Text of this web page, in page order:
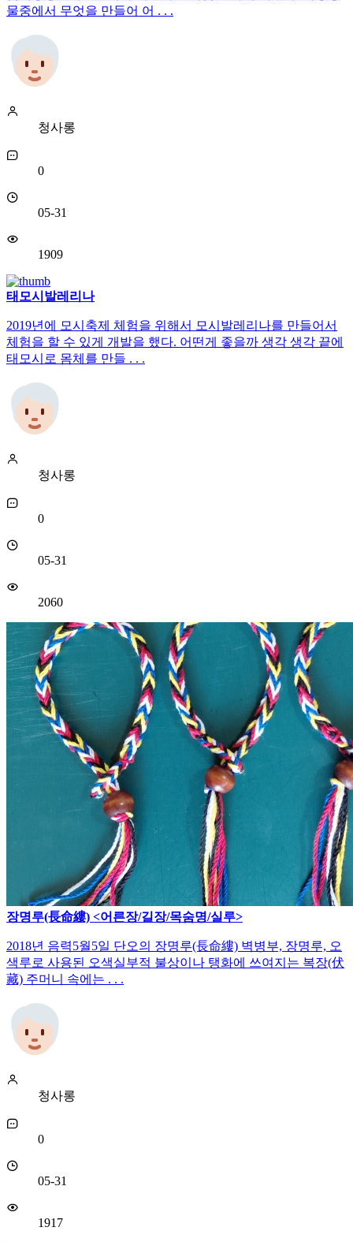
물중에서 무엇을 만들어 어 . . .
청사롱
0
05-31
1909
태모시발레리나
2019년에 모시축제 체험을 위해서 모시발레리나를 만들어서
체험을 할 수 있게 개발을 했다. 어떤게 좋을까 생각 생각 끝에
태모시로 몸체를 만들 . . .
청사롱
0
05-31
2060
장명루(長命縷) <어른장/길장/목숨명/실루>
2018년 음력5월5일 단오의 장명루(長命縷) 벽병부, 장명루, 오
색루로 사용된 오색실부적 불상이나 탱화에 쓰여지는 복장(伏
藏) 주머니 속에는 . . .
청사롱
0
05-31
1917